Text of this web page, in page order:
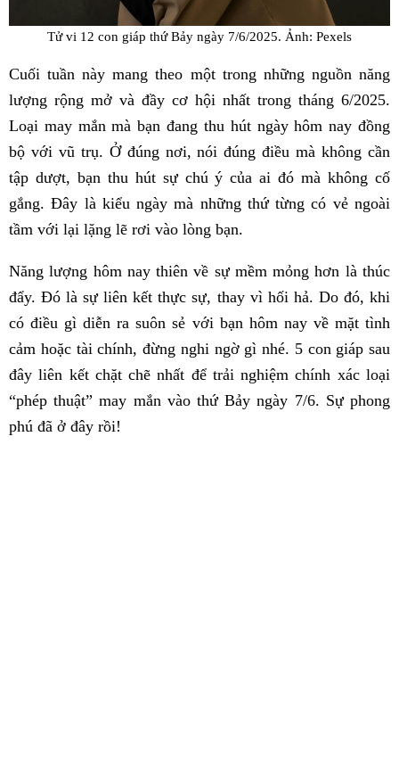
Tử vi 12 con giáp thứ Bảy ngày 7/6/2025. Ảnh: Pexels
Cuối tuần này mang theo một trong những nguồn năng
lượng rộng mở và đầy cơ hội nhất trong tháng 6/2025.
Loại may mắn mà bạn đang thu hút ngày hôm nay đồng
bộ với vũ trụ. Ở đúng nơi, nói đúng điều mà không cần
tập dượt, bạn thu hút sự chú ý của ai đó mà không cố
gắng. Đây là kiểu ngày mà những thứ từng có vẻ ngoài
tầm với lại lặng lẽ rơi vào lòng bạn.
Năng lượng hôm nay thiên về sự mềm mỏng hơn là thúc
đẩy. Đó là sự liên kết thực sự, thay vì hối hả. Do đó, khi
có điều gì diễn ra suôn sẻ với bạn hôm nay về mặt tình
cảm hoặc tài chính, đừng nghi ngờ gì nhé. 5 con giáp sau
đây liên kết chặt chẽ nhất để trải nghiệm chính xác loại
“phép thuật” may mắn vào thứ Bảy ngày 7/6. Sự phong
phú đã ở đây rồi!